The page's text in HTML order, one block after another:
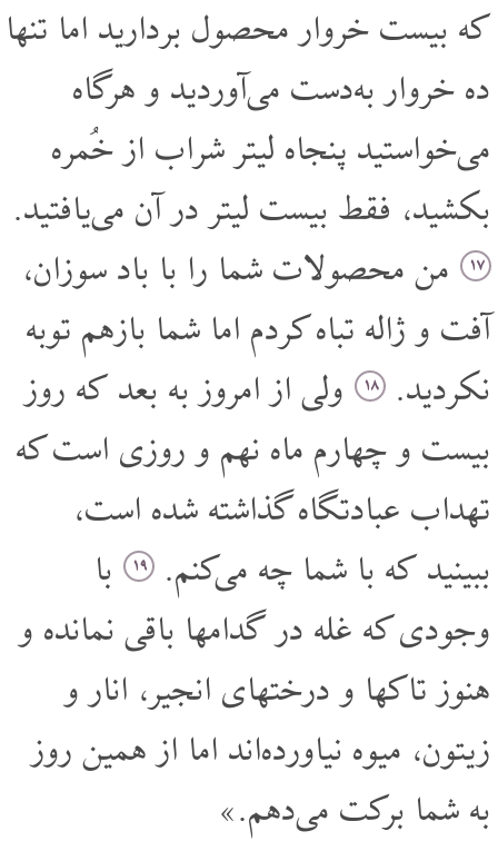
که بیست خروار محصول بردارید اما تنها
ده خروار به‌دست می‌آوردید و هرگاه
می‌خواستید پنجاه لیتر شراب از خُمره
بکشید، فقط بیست لیتر در آن می‌یافتید.
۱۷ من محصولات شما را با باد سوزان،
آفت و ژاله تباه کردم اما شما باز‌هم توبه
نکردید.
۱۸ ولی از امروز به بعد که روز
بیست و چهارم ماه نهم و روزی است که
تهداب عبادتگاه گذاشته شده است،
ببینید که با شما چه می‌کنم.
۱۹ با
وجودی که غله در گدامها باقی نمانده و
هنوز تاکها و درختهای انجیر، انار و
زیتون، میوه نیاورده‌اند اما از همین روز
به شما برکت می‌دهم.»